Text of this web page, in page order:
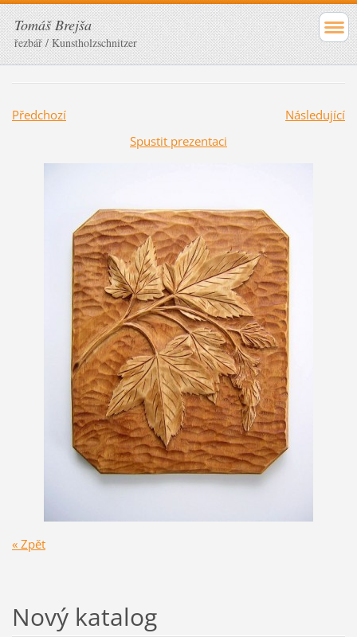
Tomáš Brejša
řezbář / Kunstholzschnitzer
Předchozí
Následující
Spustit prezentaci
« Zpět
Nový katalog